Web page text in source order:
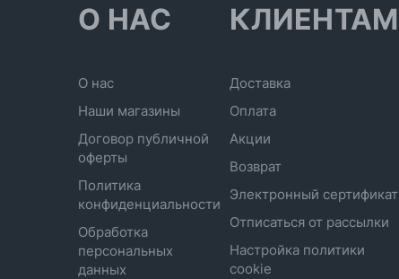
О НАС
О нас
Наши магазины
Договор публичной
оферты
Политика
конфиденциальности
Обработка
персональных
данных
КЛИЕНТАМ
Доставка
Оплата
Акции
Возврат
Электронный сертификат
Отписаться от рассылки
Настройка политики
cookie